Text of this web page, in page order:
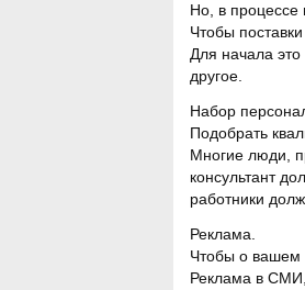
Но, в процессе
Чтобы
Для начала
другое.
Набор
Подобрать
Многие люди,
консультант
работники
Реклама.
Чтобы о вашем
Реклама в СМИ,